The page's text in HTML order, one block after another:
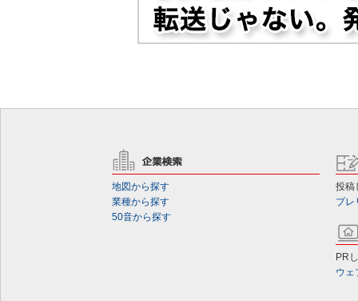
地図から探す
業種から探す
50音から探す
投稿
プレ
PR
ウェ